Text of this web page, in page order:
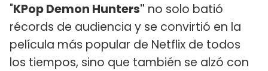
"KPop Demon Hunters" no solo batió
récords de audiencia y se convirtió en la
película más popular de Netflix de todos
los tiempos, sino que también se alzó con